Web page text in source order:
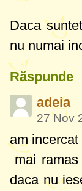
Daca
nu numai
Răspunde
adeia
27 Nov
am
mai
daca nu